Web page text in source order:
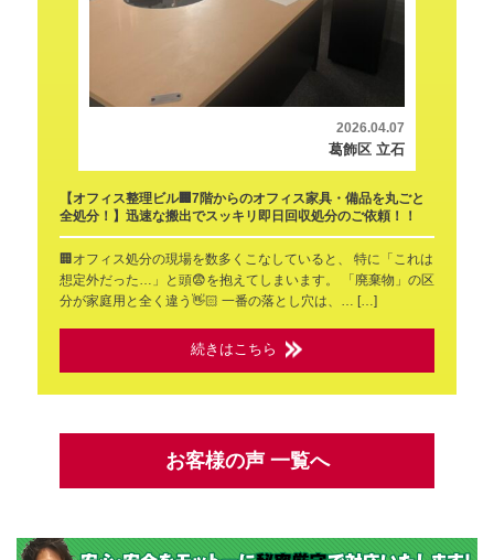
2026.04.07
葛飾区 立石
【オフィス整理ビル🏢7階からのオフィス家具・備品を丸ごと
全処分！】迅速な搬出でスッキリ即日回収処分のご依頼！！
🏢オフィス処分の現場を数多くこなしていると、 特に「これは
想定外だった…」と頭😨を抱えてしまいます。 「廃棄物」の区
分が家庭用と全く違う👋🏻 一番の落とし穴は、… […]
続きはこちら
お客様の声 一覧へ